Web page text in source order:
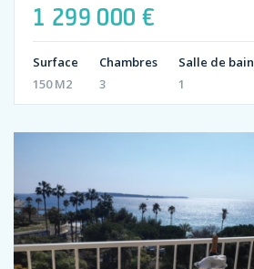
1 299 000 €
Surface
150 M2
Chambres
3
Salle de bain
1